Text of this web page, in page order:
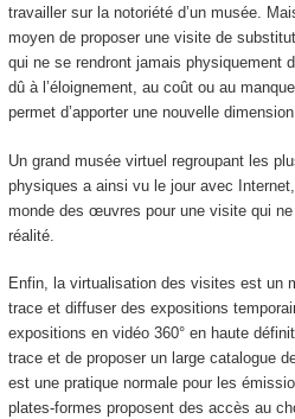
travailler sur la notoriété d’un musée.
moyen de proposer une visite de
qui ne se rendront jamais physiquement
dû à l’éloignement, au coût ou au
permet d’apporter une nouvelle
Un grand musée virtuel regroupant les
physiques a ainsi vu le jour avec
monde des œuvres pour une visite qui
réalité.
Enfin, la virtualisation des visites est un
trace et diffuser des expositions
expositions en vidéo 360° en haute
trace et de proposer un large catalogue
est une pratique normale pour les
plates-formes proposent des accès au